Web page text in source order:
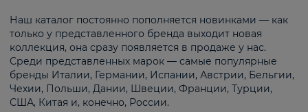
Наш каталог постоянно пополняется новинками — как
только у представленного бренда выходит новая
коллекция, она сразу появляется в продаже у нас.
Среди представленных марок — самые популярные
бренды Италии, Германии, Испании, Австрии, Бельгии,
Чехии, Польши, Дании, Швеции, Франции, Турции,
США, Китая и, конечно, России.